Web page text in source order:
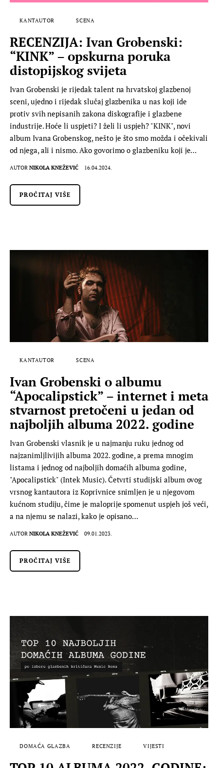
KANTAUTOR SCENA
RECENZIJA: Ivan Grobenski:
“KINK” – opskurna poruka
distopijskog svijeta
Ivan Grobenski je rijedak talent na hrvatskoj glazbenoj
sceni, ujedno i rijedak slučaj glazbenika u nas koji ide
protiv svih nepisanih zakona diskografije i glazbene
industrije. Hoće li uspjeti? I želi li uspjeh? "KINK", novi
album Ivana Grobenskog, nešto je što smo možda i očekivali
od njega, ali i nismo. Ako govorimo o glazbeniku koji je…
AUTOR NIKOLA KNEŽEVIĆ 16.04.2024.
PROČITAJ VIŠE
KANTAUTOR SCENA
Ivan Grobenski o albumu
“Apocalipstick” – internet i meta
stvarnost pretočeni u jedan od
najboljih albuma 2022. godine
Ivan Grobenski vlasnik je u najmanju ruku jednog od
najzanimljlivijih albuma 2022. godine, a prema mnogim
listama i jednog od najboljih domaćih albuma godine,
"Apocalipstick" (Intek Music). Četvrti studijski album ovog
vrsnog kantautora iz Koprivnice snimljen je u njegovom
kućnom studiju, čime je maloprije spomenut uspjeh još veći,
a na njemu se nalazi, kako je opisano…
AUTOR NIKOLA KNEŽEVIĆ 09.01.2023.
PROČITAJ VIŠE
DOMAĆA GLAZBA RECENZIJE VIJESTI